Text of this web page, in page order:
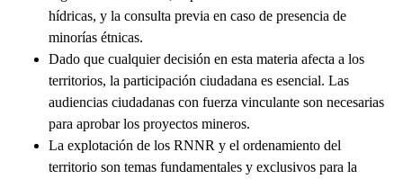
hídricas, y la consulta previa en caso de presencia de
minorías étnicas.
Dado que cualquier decisión en esta materia afecta a los
territorios, la participación ciudadana es esencial. Las
audiencias ciudadanas con fuerza vinculante son necesarias
para aprobar los proyectos mineros.
La explotación de los RNNR y el ordenamiento del
territorio son temas fundamentales y exclusivos para la